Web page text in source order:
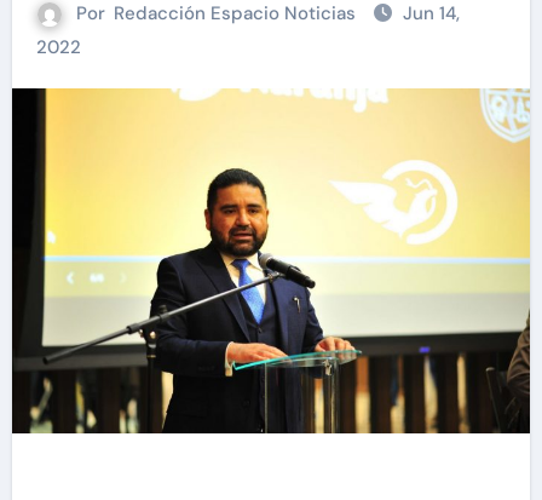
Por Redacción Espacio Noticias
Jun 14,
2022